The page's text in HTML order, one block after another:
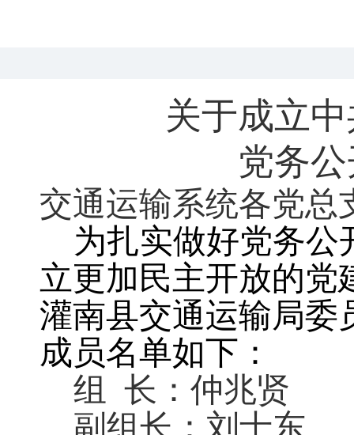
关于成立
党务
交通运输系统各党总
为扎实做好党务公
立更加民主开放的党
灌南县交通运输局委
成员名单如下：
组 长：仲兆贤
副组长：刘士东